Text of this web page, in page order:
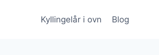
Kyllingelår i ovn Blog